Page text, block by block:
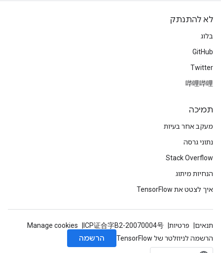
לא להתנתק
בלוג
GitHub
Twitter
哔哩哔哩
תמיכה
מעקב אחר בעיות
נתוני גרסה
Stack Overflow
הנחיות מיתוג
איך לצטט את TensorFlow
תנאים פרטיות ICP证合字B2-20070004号
Manage cookies
הרשמה לניוזלטר של TensorFlow
הרשמה